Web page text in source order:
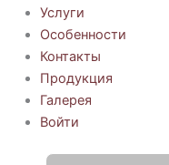
Услуги
Особенности
Контакты
Продукция
Галерея
Войти